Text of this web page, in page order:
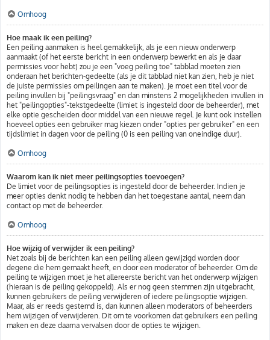
Omhoog
Hoe maak ik een peiling?
Een peiling aanmaken is heel gemakkelijk, als je een nieuw onderwerp
aanmaakt (of het eerste bericht in een onderwerp bewerkt en als je daar
permissies voor hebt) zou je een "voeg peiling toe" tabblad moeten zien
onderaan het berichten-gedeelte (als je dit tabblad niet kan zien, heb je niet
de juiste permissies om peilingen aan te maken). Je moet een titel voor de
peiling invullen bij "peilingsvraag" en dan minstens 2 mogelijkheden invullen in
het "peilingopties"-tekstgedeelte (limiet is ingesteld door de beheerder), met
elke optie gescheiden door middel van een nieuwe regel. Je kunt ook instellen
hoeveel opties een gebruiker mag kiezen onder "opties per gebruiker" en een
tijdslimiet in dagen voor de peiling (0 is een peiling van oneindige duur).
Omhoog
Waarom kan ik niet meer peilingsopties toevoegen?
De limiet voor de peilingsopties is ingesteld door de beheerder. Indien je
meer opties denkt nodig te hebben dan het toegestane aantal, neem dan
contact op met de beheerder.
Omhoog
Hoe wijzig of verwijder ik een peiling?
Net zoals bij de berichten kan een peiling alleen gewijzigd worden door
degene die hem gemaakt heeft, en door een moderator of beheerder. Om de
peiling te wijzigen moet je het allereerste bericht van het onderwerp wijzigen
(hieraan is de peiling gekoppeld). Als er nog geen stemmen zijn uitgebracht,
kunnen gebruikers de peiling verwijderen of iedere peilingsoptie wijzigen.
Maar, als er reeds gestemd is, dan kunnen alleen moderators of beheerders
hem wijzigen of verwijderen. Dit om te voorkomen dat gebruikers een peiling
maken en deze daarna vervalsen door de opties te wijzigen.